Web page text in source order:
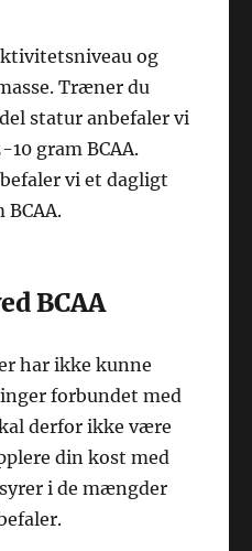
og
Træner du
statur anbefaler vi
gram BCAA.
vi et dagligt
BCAA
har ikke kunne
forbundet med
derfor ikke være
din kost med
i de mængder